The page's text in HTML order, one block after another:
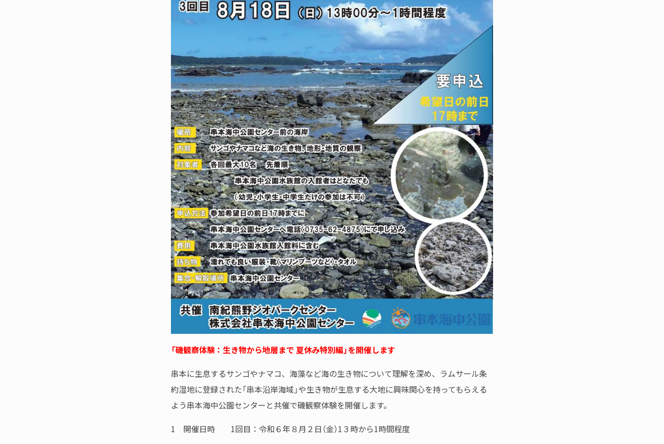
「磯観察体験：生き物から地層まで 夏休み特別編」を開催します
串本に生息するサンゴやナマコ、海藻など海の生き物について理解を深め、ラムサール条
約湿地に登録された「串本沿岸海域」や生き物が生息する大地に興味関心を持ってもらえる
よう串本海中公園センターと共催で磯観察体験を開催します。
1 開催日時 1回目：令和６年８月２日（金）1３時から1時間程度